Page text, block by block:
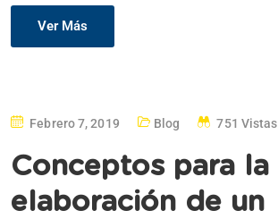
Ver Más
Febrero 7, 2019 Blog 751 Vistas
Conceptos para la
elaboración de un